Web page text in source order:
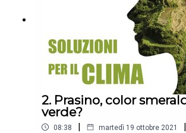
2. Prasino, color
verde?
08:38 | martedì 19 ottobre 2021 |